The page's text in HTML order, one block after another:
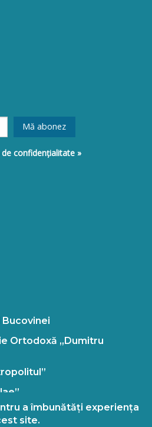
confidențialitate »
Ortodoxă „Dumitru
a îmbunătăți experiența
site.